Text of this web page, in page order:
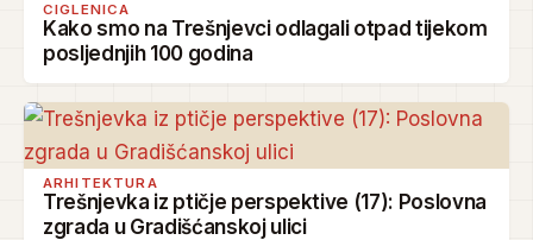
CIGLENICA
Kako smo na Trešnjevci odlagali otpad tijekom
posljednjih 100 godina
ARHITEKTURA
Trešnjevka iz ptičje perspektive (17): Poslovna
zgrada u Gradišćanskoj ulici